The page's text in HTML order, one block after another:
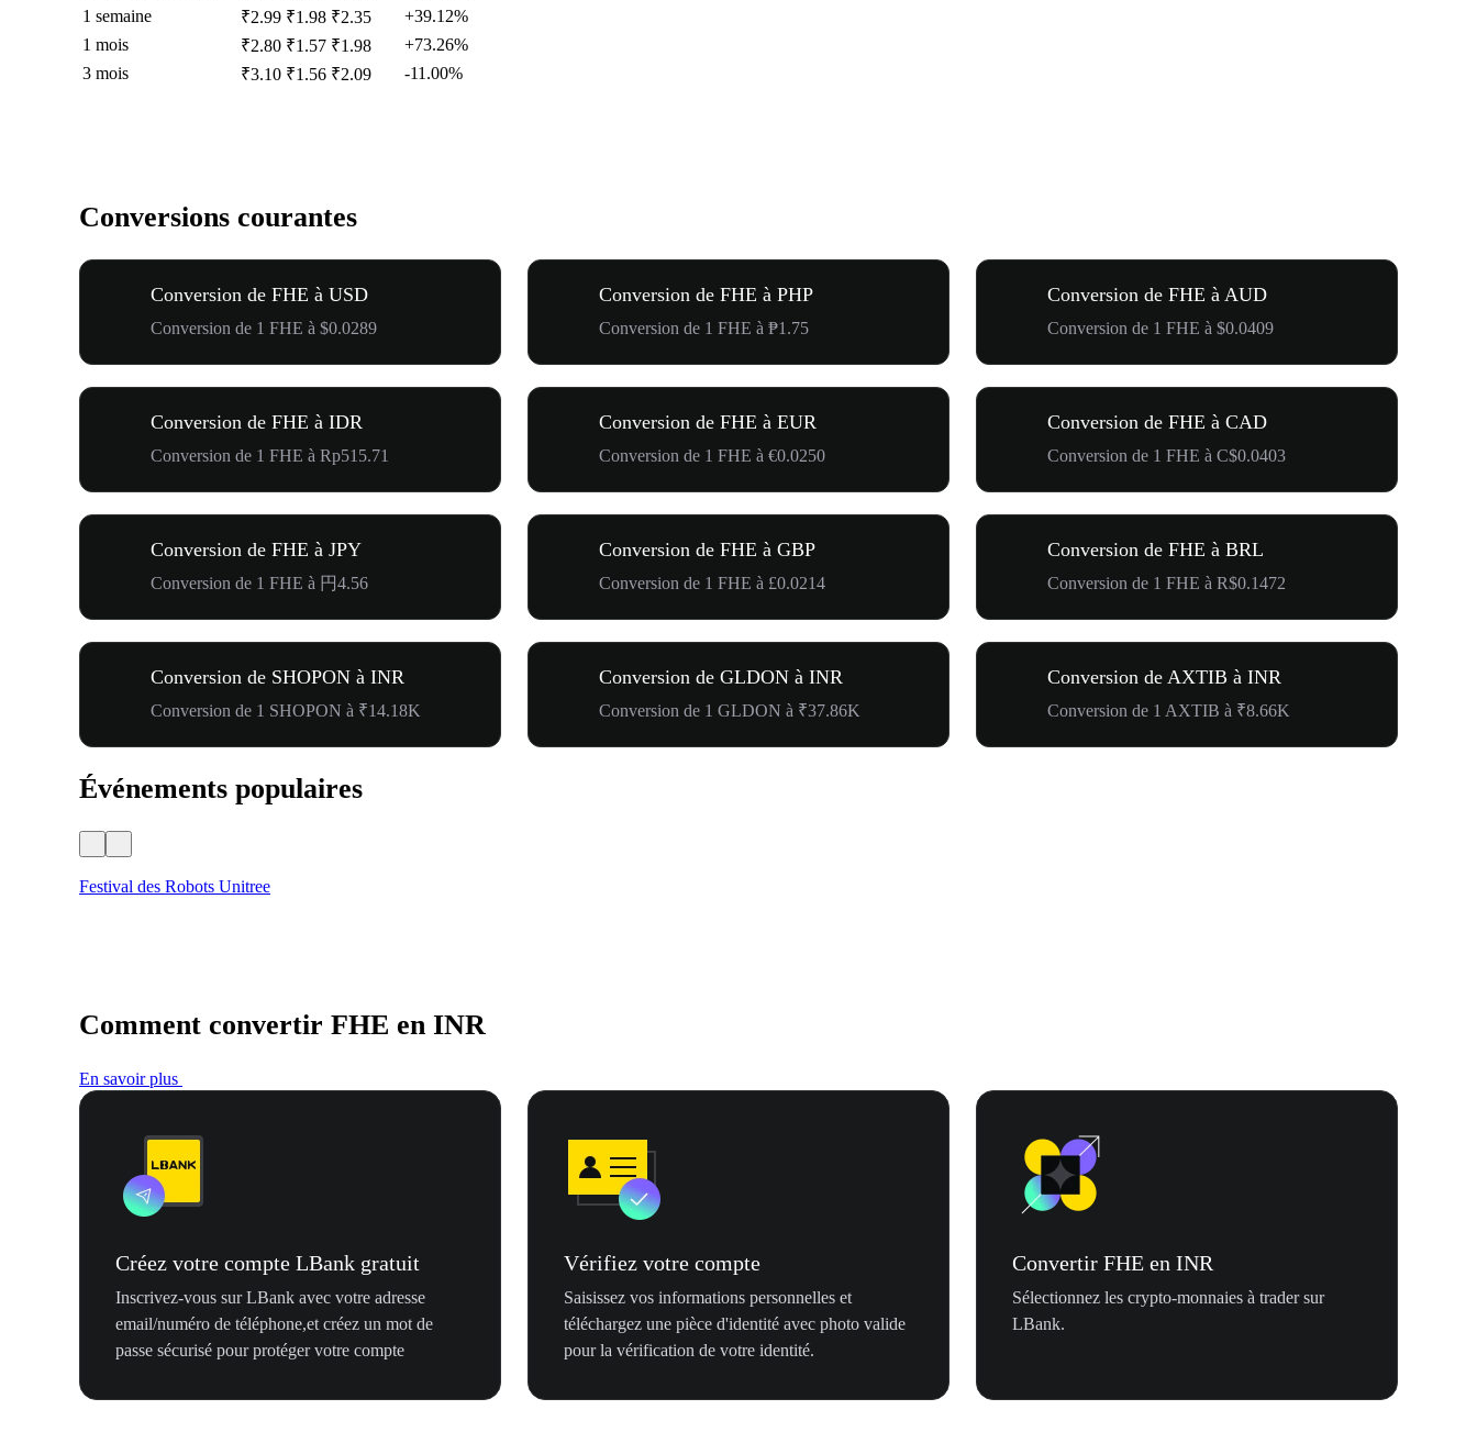
1 semaine
₹2.99 ₹1.98 ₹2.35
+39.12%
1 mois
₹2.80 ₹1.57 ₹1.98
+73.26%
3 mois
₹3.10 ₹1.56 ₹2.09 -11.00%
Conversions courantes
Conversion de FHE à USD
Conversion de 1 FHE à $0.0289
Conversion de FHE à PHP
Conversion de 1 FHE à ₱1.75
Conversion de FHE à AUD
Conversion de 1 FHE à $0.0409
Conversion de FHE à IDR
Conversion de 1 FHE à Rp515.71
Conversion de FHE à EUR
Conversion de 1 FHE à €0.0250
Conversion de FHE à CAD
Conversion de 1 FHE à C$0.0403
Conversion de FHE à JPY
Conversion de 1 FHE à 円4.56
Conversion de FHE à GBP
Conversion de 1 FHE à £0.0214
Conversion de FHE à BRL
Conversion de 1 FHE à R$0.1472
Conversion de SHOPON à INR
Conversion de 1 SHOPON à ₹14.18K
Conversion de GLDON à INR
Conversion de 1 GLDON à ₹37.86K
Conversion de AXTIB à INR
Conversion de 1 AXTIB à ₹8.66K
Événements populaires
Festival des Robots Unitree
Comment convertir FHE en INR
En savoir plus
Créez votre compte LBank gratuit
Inscrivez-vous sur LBank avec votre adresse
email/numéro de téléphone,et créez un mot de
passe sécurisé pour protéger votre compte
Vérifiez votre compte
Saisissez vos informations personnelles et
téléchargez une pièce d'identité avec photo valide
pour la vérification de votre identité.
Convertir FHE en INR
Sélectionnez les crypto-monnaies à trader sur
LBank.